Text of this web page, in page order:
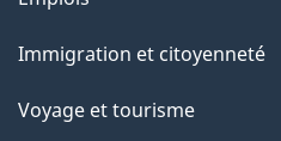
a
g
e
sujets
Immigration et citoyenneté
Voyage et tourisme